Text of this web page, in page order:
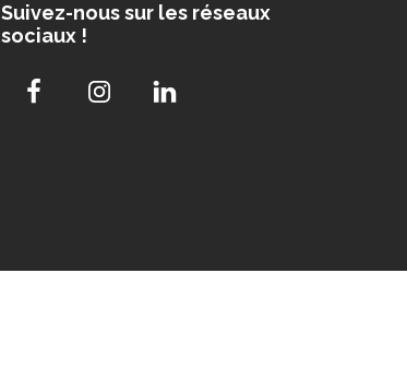
Suivez-nous sur les réseaux
sociaux !